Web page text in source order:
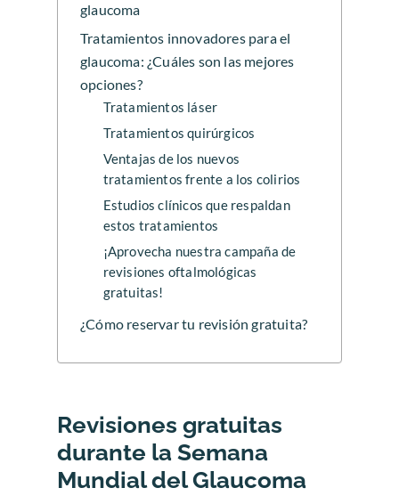
glaucoma
Tratamientos innovadores para el
glaucoma: ¿Cuáles son las mejores
opciones?
Tratamientos láser
Tratamientos quirúrgicos
Ventajas de los nuevos
tratamientos frente a los colirios
Estudios clínicos que respaldan
estos tratamientos
¡Aprovecha nuestra campaña de
revisiones oftalmológicas
gratuitas!
¿Cómo reservar tu revisión gratuita?
Revisiones gratuitas
durante la Semana
Mundial del Glaucoma